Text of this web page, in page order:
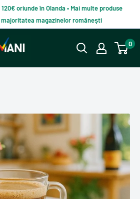
oriunde în Olanda • Mai multe produse
magazinelor românești
0